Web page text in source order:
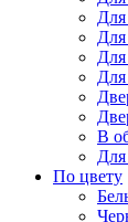
Для
Для
В
Для
По цвету